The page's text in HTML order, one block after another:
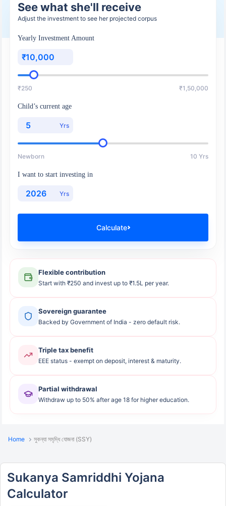
See what she'll receive
Adjust the investment to see her projected corpus
Yearly Investment Amount
₹
₹250 ₹1,50,000
Child’s current age
Yrs
Newborn 10 Yrs
I want to start investing in
Yrs
Calculate
Flexible contribution
Start with ₹250 and invest up to ₹1.5L per year.
Sovereign guarantee
Backed by Government of India - zero default risk.
Triple tax benefit
EEE status - exempt on deposit, interest & maturity.
Partial withdrawal
Withdraw up to 50% after age 18 for higher education.
Home সুকন্যা সমৃদ্ধি যোজনা (SSY)
Sukanya Samriddhi Yojana
Calculator